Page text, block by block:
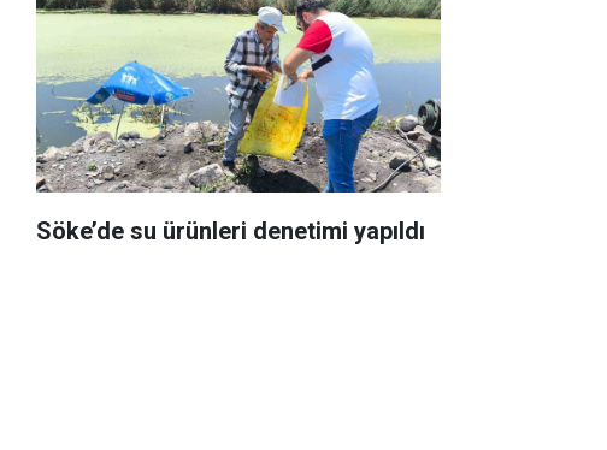
Söke’de su ürünleri denetimi yapıldı